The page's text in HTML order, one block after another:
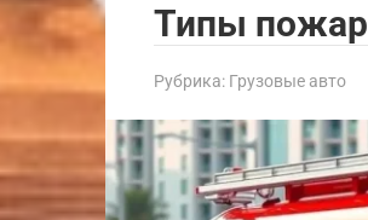
Типы
Рубрика: Грузовые авто